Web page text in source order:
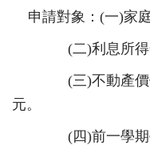
申請對象：(一)家
(二)利息所得合
(三)不動產價值
元。
(四)前一學